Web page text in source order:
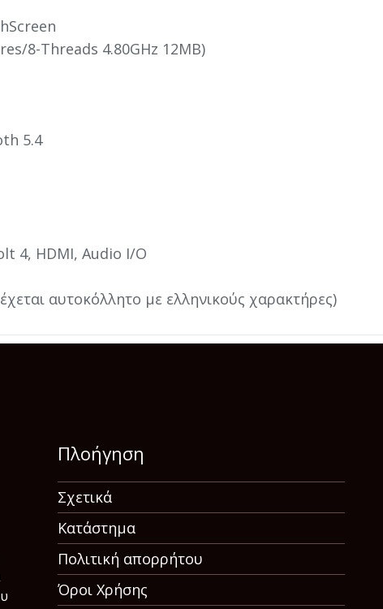
8-Threads 4.80GHz 12MB)
5.4
4, HDMI, Audio I/O
αυτοκόλλητο με ελληνικούς χαρακτήρες)
Πλοήγηση
Σχετικά
Κατάστημα
Πολιτική απορρήτου
Όροι Χρήσης